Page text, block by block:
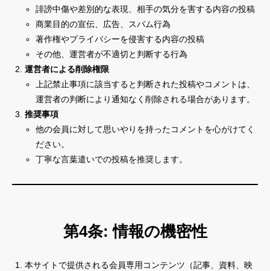
誹謗中傷や差別的な表現、相手の気分を害する内容の投稿
商業目的の宣伝、広告、スパム行為
著作権やプライバシーを侵害する内容の投稿
その他、運営者が不適切と判断する行為
運営者による削除権限
上記禁止事項に該当すると判断された投稿やコメントは、
運営者の判断により通知なく削除される場合があります。
推奨事項
他の会員に対して思いやりを持ったコメントを心がけてく
ださい。
丁寧な言葉遣いでの投稿を推奨します。
第4条: 情報の機密性
本サイトで提供される会員専用コンテンツ（記事、資料、映
クリエイター支援情報
プロジェクションマッピング協会公式サイト
1minute Projection Mapping Competition
MAPPING WORLD
会員専用サイト利用規約
お問い合わせ